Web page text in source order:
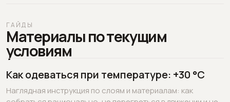
ГАЙДЫ
Материалы по текущим
условиям
Как одеваться при температуре: +30 °C
Наглядная инструкция по слоям и материалам: как